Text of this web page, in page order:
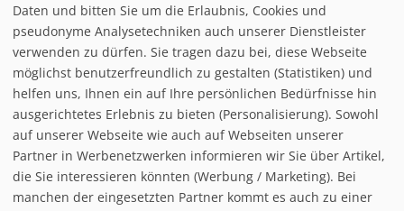
Daten und bitten Sie um die Erlaubnis, Cookies und
pseudonyme Analysetechniken auch unserer Dienstleister
verwenden zu dürfen. Sie tragen dazu bei, diese Webseite
möglichst benutzerfreundlich zu gestalten (Statistiken) und
helfen uns, Ihnen ein auf Ihre persönlichen Bedürfnisse hin
ausgerichtetes Erlebnis zu bieten (Personalisierung). Sowohl
auf unserer Webseite wie auch auf Webseiten unserer
Partner in Werbenetzwerken informieren wir Sie über Artikel,
die Sie interessieren könnten (Werbung / Marketing). Bei
manchen der eingesetzten Partner kommt es auch zu einer